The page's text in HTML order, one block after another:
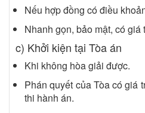
Nếu hợp đồng có điều
Nhanh gọn, bảo mật, có
c) Khởi kiện tại Tòa án
Khi không hòa giải được.
Phán quyết của Tòa có giá
thi hành án.